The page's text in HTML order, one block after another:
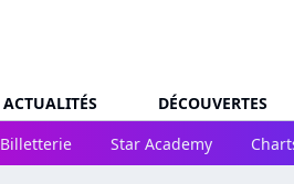
ACTUALITÉS DÉCOUVERTES
Billetterie
Star Academy